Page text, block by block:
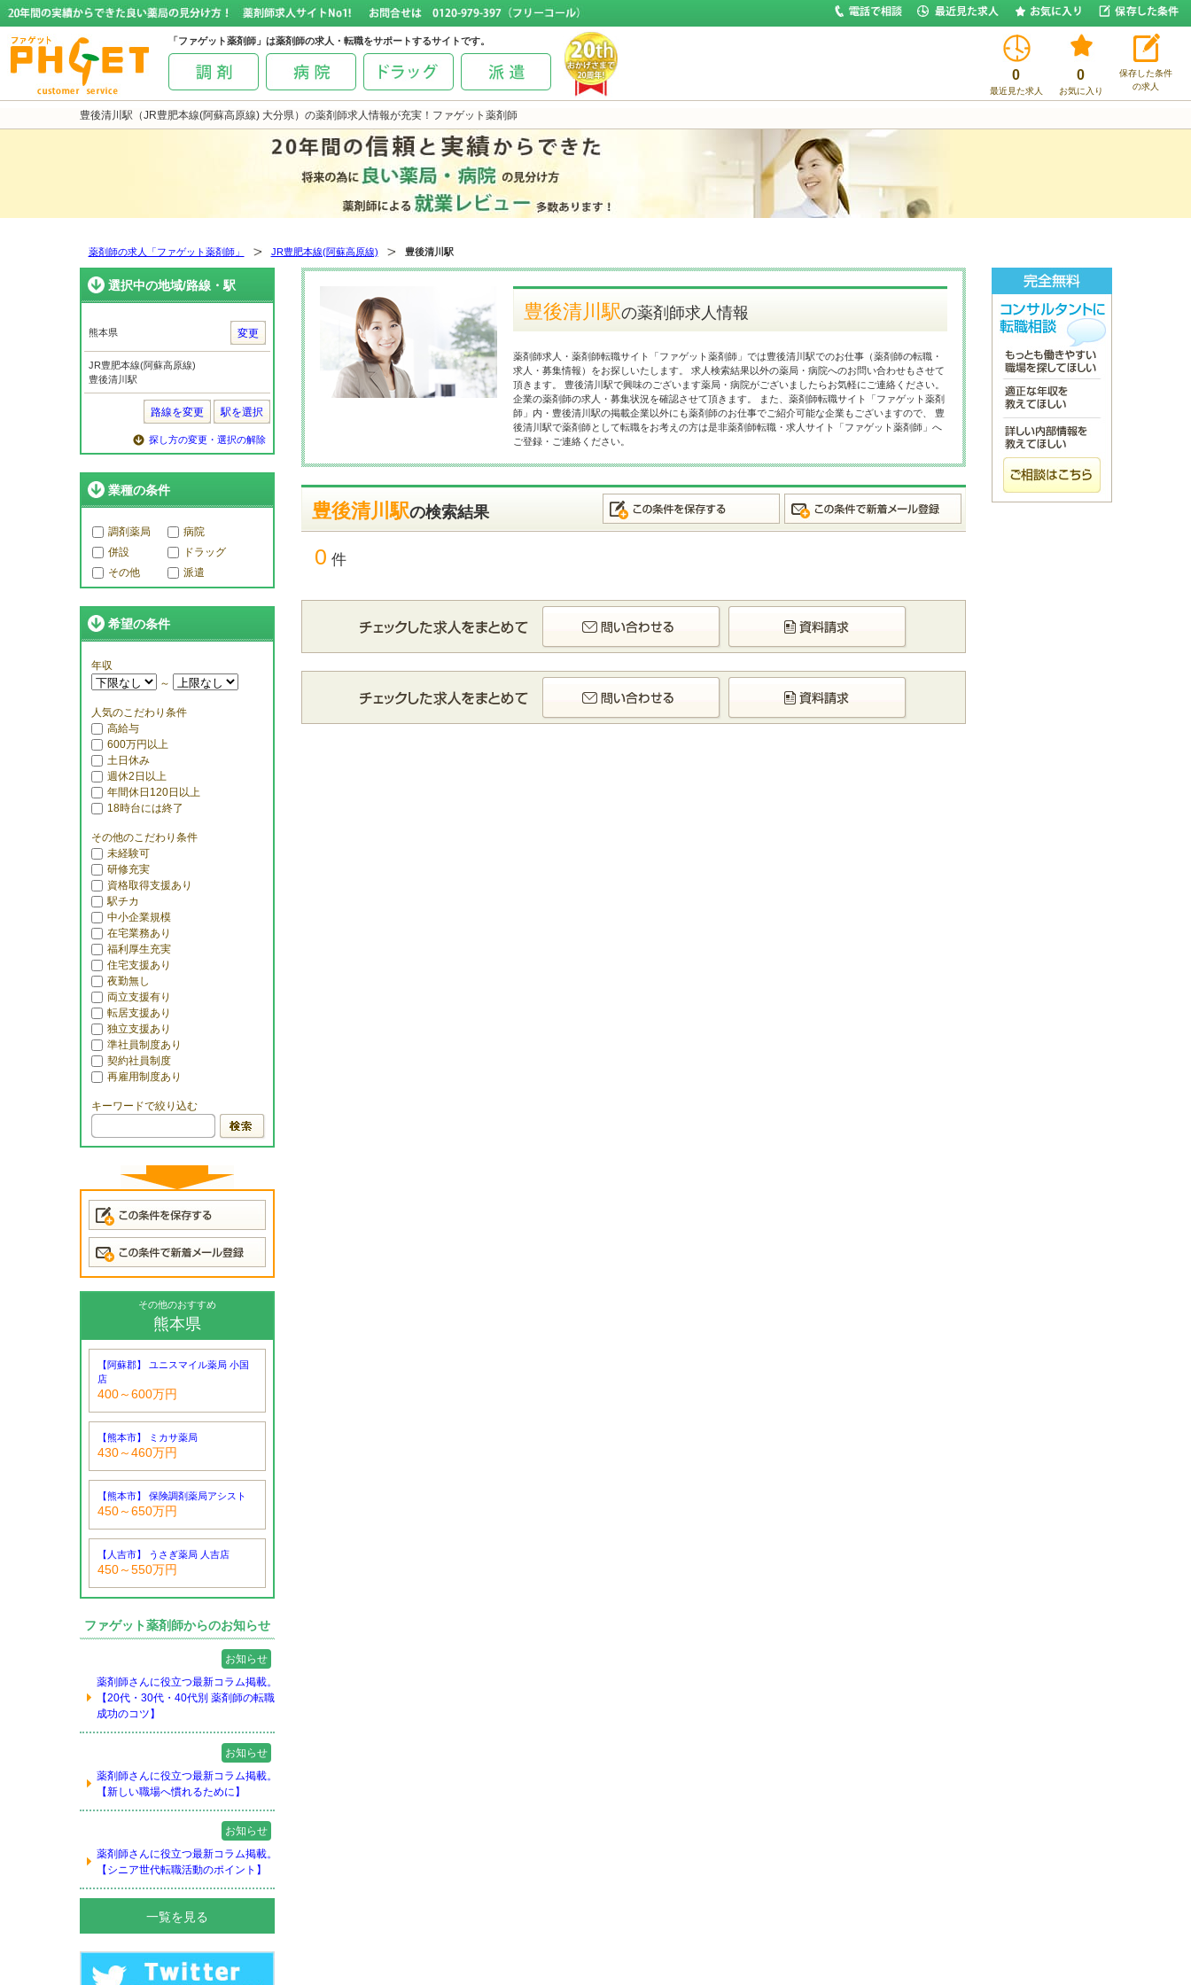
豊後清川駅（JR豊肥本線(阿蘇高原線) 大分県）の薬剤師求人情報が充実！ファゲット薬剤師
「ファゲット薬剤師」は薬剤師の求人・転職をサポートするサイトです。
0
最近見た求人
0
お気に入り
保存した条件
の求人
薬剤師の求人「ファゲット薬剤師」 JR豊肥本線(阿蘇高原線) 豊後清川駅
選択中の地域/路線・駅
熊本県 変更
JR豊肥本線(阿蘇高原線)
豊後清川駅
路線を変更 駅を選択
探し方の変更・選択の解除
業種の条件
調剤薬局
病院
併設
ドラッグ
その他
派遣
希望の条件
年収
～
人気のこだわり条件
高給与
600万円以上
土日休み
週休2日以上
年間休日120日以上
18時台には終了
その他のこだわり条件
未経験可
研修充実
資格取得支援あり
駅チカ
中小企業規模
在宅業務あり
福利厚生充実
住宅支援あり
夜勤無し
両立支援有り
転居支援あり
独立支援あり
準社員制度あり
契約社員制度
再雇用制度あり
キーワードで絞り込む
その他のおすすめ
熊本県
【阿蘇郡】 ユニスマイル薬局 小国
店
400～600万円
【熊本市】 ミカサ薬局
430～460万円
【熊本市】 保険調剤薬局アシスト
450～650万円
【人吉市】 うさぎ薬局 人吉店
450～550万円
ファゲット薬剤師からのお知らせ
お知らせ
薬剤師さんに役立つ最新コラム掲載。
【20代・30代・40代別 薬剤師の転職
成功のコツ】
お知らせ
薬剤師さんに役立つ最新コラム掲載。
【新しい職場へ慣れるために】
お知らせ
薬剤師さんに役立つ最新コラム掲載。
【シニア世代転職活動のポイント】
一覧を見る
豊後清川駅の薬剤師求人情報
薬剤師求人・薬剤師転職サイト「ファゲット薬剤師」では豊後清川駅でのお仕事（薬剤師の転職・
求人・募集情報）をお探しいたします。 求人検索結果以外の薬局・病院へのお問い合わせもさせて
頂きます。 豊後清川駅で興味のございます薬局・病院がございましたらお気軽にご連絡ください。
企業の薬剤師の求人・募集状況を確認させて頂きます。 また、薬剤師転職サイト「ファゲット薬剤
師」内・豊後清川駅の掲載企業以外にも薬剤師のお仕事でご紹介可能な企業もございますので、 豊
後清川駅で薬剤師として転職をお考えの方は是非薬剤師転職・求人サイト「ファゲット薬剤師」へ
ご登録・ご連絡ください。
豊後清川駅の検索結果
0 件